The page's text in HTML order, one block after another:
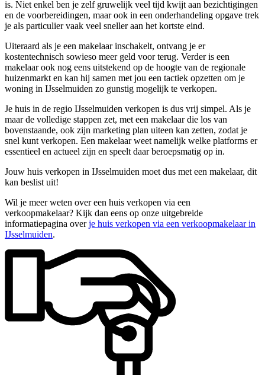
is. Niet enkel ben je zelf gruwelijk veel tijd kwijt aan bezichtigingen
en de voorbereidingen, maar ook in een onderhandeling opgave trek
je als particulier vaak veel sneller aan het kortste eind.
Uiteraard als je een makelaar inschakelt, ontvang je er
kostentechnisch sowieso meer geld voor terug. Verder is een
makelaar ook nog eens uitstekend op de hoogte van de regionale
huizenmarkt en kan hij samen met jou een tactiek opzetten om je
woning in IJsselmuiden zo gunstig mogelijk te verkopen.
Je huis in de regio IJsselmuiden verkopen is dus vrij simpel. Als je
maar de volledige stappen zet, met een makelaar die los van
bovenstaande, ook zijn marketing plan uiteen kan zetten, zodat je
snel kunt verkopen. Een makelaar weet namelijk welke platforms er
essentieel en actueel zijn en speelt daar beroepsmatig op in.
Jouw huis verkopen in IJsselmuiden moet dus met een makelaar, dit
kan beslist uit!
Wil je meer weten over een huis verkopen via een
verkoopmakelaar? Kijk dan eens op onze uitgebreide
informatiepagina overje huis verkopen via een verkoopmakelaar in
IJsselmuiden.